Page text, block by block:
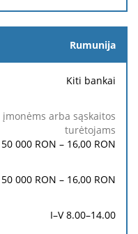
Rumunija
Kiti bankai
000 RON – 16,00 RON
000 RON – 16,00 RON
I–V 8.00–14.00